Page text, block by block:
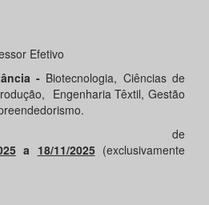
Efetivo
- Biotecnologia, Ciências de
Engenharia Têxtil, Gestão
de
a 18/11/2025 (exclusivamente